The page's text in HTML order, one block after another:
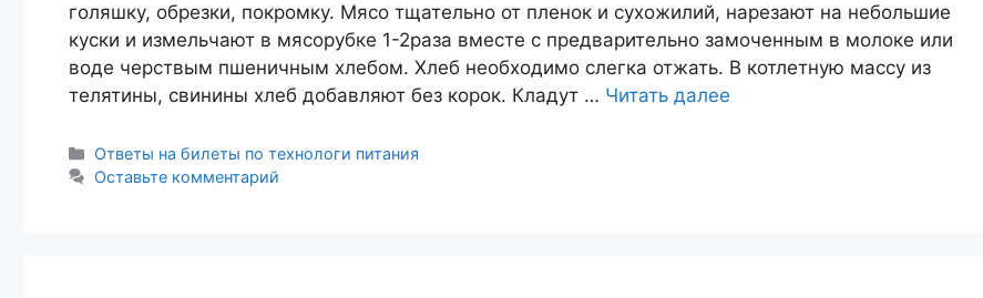
голяшку, обрезки, покромку. Мясо тщательно от пленок и сухожилий, нарезают на небольшие
куски и измельчают в мясорубке 1-2раза вместе с предварительно замоченным в молоке или
воде черствым пшеничным хлебом. Хлеб необходимо слегка отжать. В котлетную массу из
телятины, свинины хлеб добавляют без корок. Кладут … Читать далее
Рубрики
Ответы на билеты по технологи питания
Оставьте комментарий